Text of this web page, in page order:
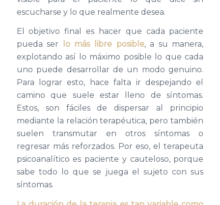
escucharse y lo que realmente desea.
El objetivo final es hacer que cada paciente
pueda ser
lo más libre posible, a su manera,
explotando así lo máximo posible lo que cada
uno puede desarrollar de un modo genuino.
Para lograr esto, hace falta ir despejando el
camino que suele estar lleno de síntomas.
Estos, son fáciles de dispersar al principio
mediante la relación terapéutica, pero también
suelen transmutar en otros síntomas o
regresar más reforzados. Por eso, el terapeuta
psicoanalítico es paciente y cauteloso, porque
sabe todo lo que se juega el sujeto con sus
síntomas.